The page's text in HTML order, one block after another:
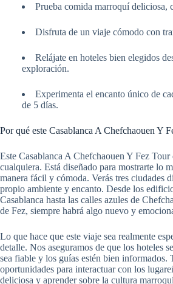
Prueba comida marroquí deliciosa,
Disfruta de un viaje cómodo con
Relájate en hoteles bien elegidos
exploración.
Experimenta el encanto único de
de 5 días.
Por qué este Casablanca A Chefchaouen Y
Este Casablanca A Chefchaouen Y Fez
cualquiera. Está diseñado para mostrarte lo
manera fácil y cómoda. Verás tres ciudades
propio ambiente y encanto. Desde los
Casablanca hasta las calles azules de
de Fez, siempre habrá algo nuevo y
Lo que hace que este viaje sea realmente
detalle. Nos aseguramos de que los hoteles
sea fiable y los guías estén bien informados.
oportunidades para interactuar con los
deliciosa y aprender sobre la cultura